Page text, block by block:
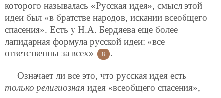
которого называлась «Русская идея», смысл этой
идеи был «в братстве народов, искании всеобщего
спасения». Есть у Н.А. Бердяева еще более
лапидарная формула русской идеи: «все
ответственны за всех»
8 .
Означает ли все это, что русская идея есть
только религиозная идея «всеобщего спасения»,